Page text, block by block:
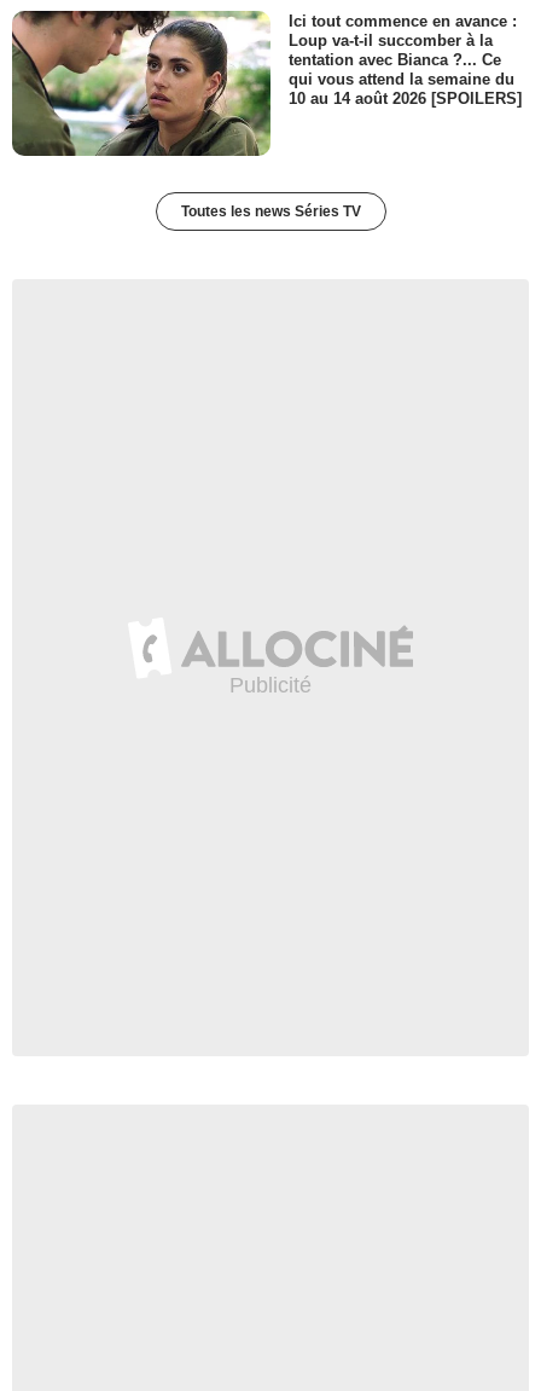
Ici tout commence en avance :
Loup va-t-il succomber à la
tentation avec Bianca ?... Ce
qui vous attend la semaine du
10 au 14 août 2026 [SPOILERS]
Toutes les news Séries TV